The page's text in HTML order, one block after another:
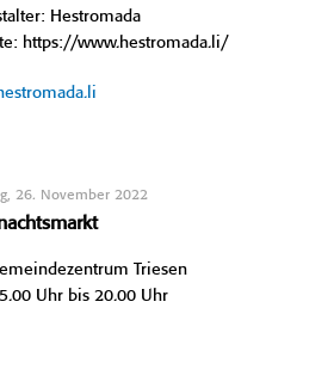
Hestromada
https://www.hestromada.li/
26. November 2022
Triesen
Uhr bis 20.00 Uhr